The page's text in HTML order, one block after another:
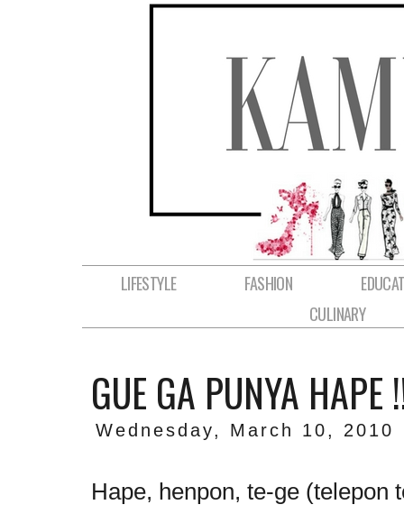
LIFESTYLE FASHION
CULINARY
GUE GA PUNYA HAPE
Wednesday, March 10, 2010
Hape, henpon, te-ge (telepon